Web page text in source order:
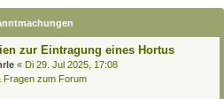
zur Eintragung eines Hortus
« Di 29. Jul 2025, 17:08
Fragen zum Forum